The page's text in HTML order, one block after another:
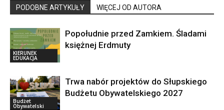
PODOBNE ARTYKUŁY WIĘCEJ OD AUTORA
KIERUNEK
EDUKACJA
Popołudnie przed Zamkiem. Śladami
księżnej Erdmuty
Budżet
Obywatelski
Trwa nabór projektów do Słupskiego
Budżetu Obywatelskiego 2027